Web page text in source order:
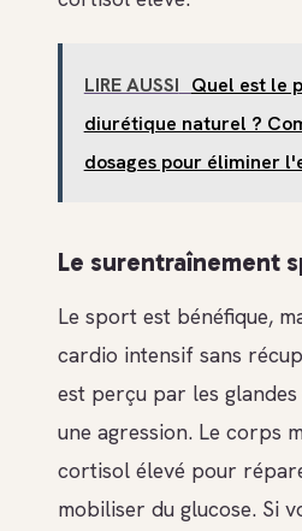
LIRE AUSSI Quel est le
diurétique naturel ?
dosages pour éliminer
Le surentraînement
Le sport est bénéfique,
cardio intensif sans
est perçu par les
une agression. Le corps
cortisol élevé pour
mobiliser du glucose. Si